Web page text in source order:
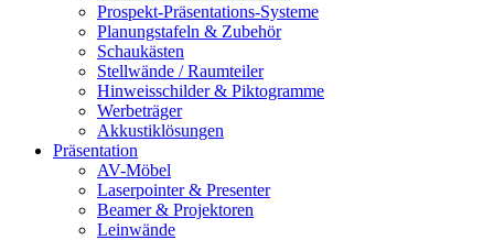
Prospekt-Präsentations-Systeme
Planungstafeln & Zubehör
Schaukästen
Stellwände / Raumteiler
Hinweisschilder & Piktogramme
Werbeträger
Akkustiklösungen
Präsentation
AV-Möbel
Laserpointer & Presenter
Beamer & Projektoren
Leinwände